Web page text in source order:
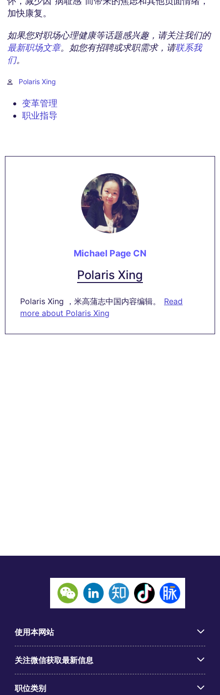
加快康复。
如果您对职场心理健康等话题感兴趣，请关注我们的
最新职场文章。如您有招聘或求职需求，请联系我
们。
Polaris Xing
变革管理
职业指导
Michael Page CN
Polaris Xing
Polaris Xing ，米高蒲志中国内容编辑。
Read
more about Polaris Xing
使用本网站
关注微信获取最新信息
职位类别